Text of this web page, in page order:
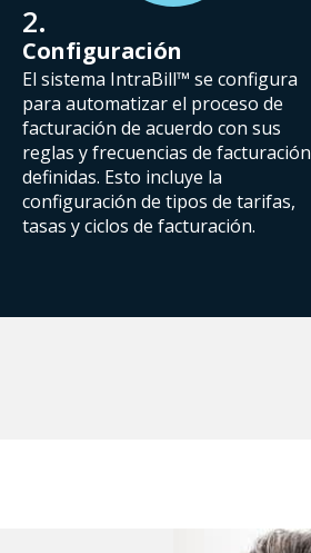
2.
Configuración
El sistema IntraBill™ se configura
para automatizar el proceso de
facturación de acuerdo con sus
reglas y frecuencias de facturación
definidas. Esto incluye la
configuración de tipos de tarifas,
tasas y ciclos de facturación.